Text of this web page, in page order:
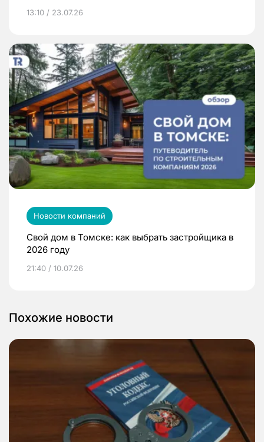
13:10 / 23.07.26
Новости компаний
Свой дом в Томске: как выбрать застройщика в
2026 году
21:40 / 10.07.26
Похожие новости